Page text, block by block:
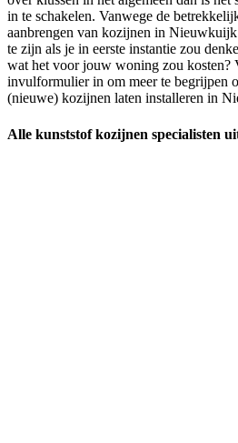
in te schakelen. Vanwege de
aanbrengen van kozijnen in
te zijn als je in eerste instantie zou
wat het voor jouw woning zou kosten?
invulformulier in om meer te begrijpen
(nieuwe) kozijnen laten installeren in
Alle kunststof kozijnen specialisten